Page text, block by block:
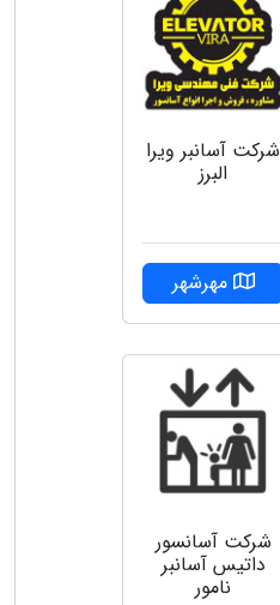
شركت آسانبر ويرا
البرز
مهرشهر
شرکت آسانسور
داتیس آسانبر
نامور